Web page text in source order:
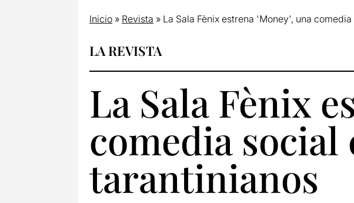
Inicio» Revista » La Sala Fènix estrena 'Money', una
LA REVISTA
La Sala Fènix
comedia
tarantinianos